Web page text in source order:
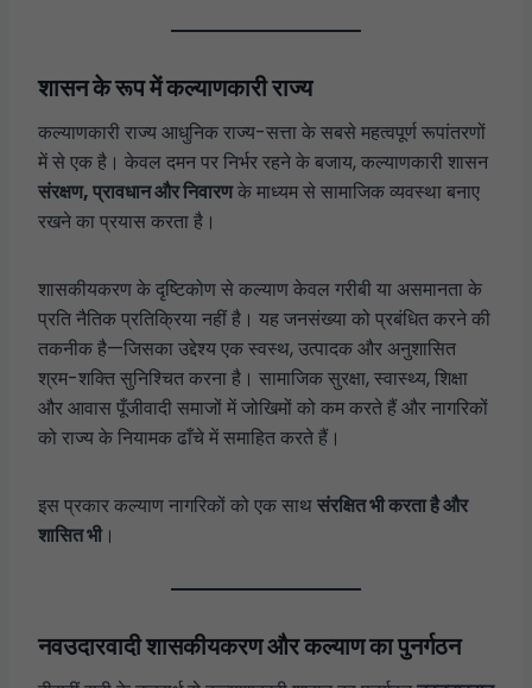
शासन के रूप में कल्याणकारी राज्य
कल्याणकारी राज्य आधुनिक राज्य-सत्ता के सबसे महत्वपूर्ण रूपांतरणों
में से एक है। केवल दमन पर निर्भर रहने के बजाय, कल्याणकारी शासन
संरक्षण, प्रावधान और निवारणके माध्यम से सामाजिक व्यवस्था बनाए
रखने का प्रयास करता है।
शासकीयकरण के दृष्टिकोण से कल्याण केवल गरीबी या असमानता के
प्रति नैतिक प्रतिक्रिया नहीं है। यह जनसंख्या को प्रबंधित करने की
तकनीक है—जिसका उद्देश्य एक स्वस्थ, उत्पादक और अनुशासित
श्रम-शक्ति सुनिश्चित करना है। सामाजिक सुरक्षा, स्वास्थ्य, शिक्षा
और आवास पूँजीवादी समाजों में जोखिमों को कम करते हैं और नागरिकों
को राज्य के नियामक ढाँचे में समाहित करते हैं।
इस प्रकार कल्याण नागरिकों को एक साथसंरक्षित भी करता है और
शासित भी।
नवउदारवादी शासकीयकरण और कल्याण का पुनर्गठन